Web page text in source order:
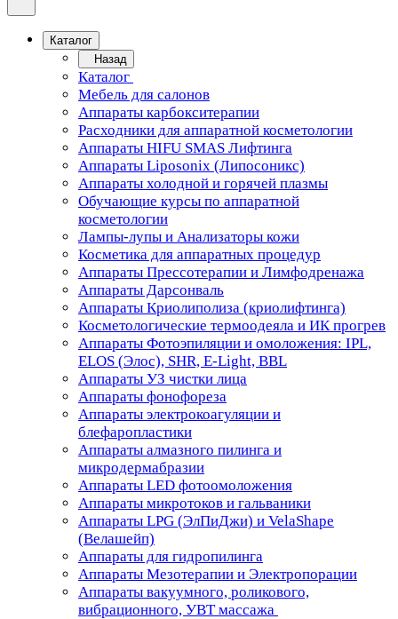
Каталог
Назад
Каталог
Мебель для салонов
Аппараты карбокситерапии
Расходники для аппаратной косметологии
Аппараты HIFU SMAS Лифтинга
Аппараты Liposonix (Липосоникс)
Аппараты холодной и горячей плазмы
Обучающие курсы по аппаратной
косметологии
Лампы-лупы и Анализаторы кожи
Косметика для аппаратных процедур
Аппараты Прессотерапии и Лимфодренажа
Аппараты Дарсонваль
Аппараты Криолиполиза (криолифтинга)
Косметологические термоодеяла и ИК прогрев
Аппараты Фотоэпиляции и омоложения: IPL,
ELOS (Элос), SHR, E-Light, BBL
Аппараты УЗ чистки лица
Аппараты фонофореза
Аппараты электрокоагуляции и
блефаропластики
Аппараты алмазного пилинга и
микродермабразии
Аппараты LED фотоомоложения
Аппараты микротоков и гальваники
Аппараты LPG (ЭлПиДжи) и VelaShape
(Велашейп)
Аппараты для гидропилинга
Аппараты Мезотерапии и Электропорации
Аппараты вакуумного, роликового,
вибрационного, УВТ массажа